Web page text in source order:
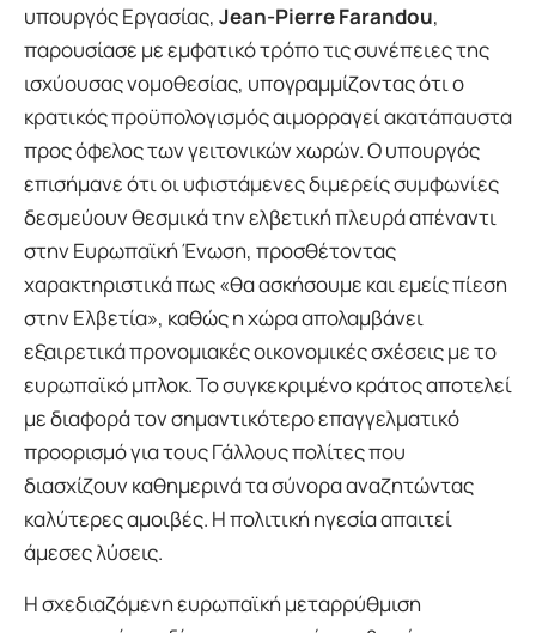
υπουργός Εργασίας, Jean-Pierre Farandou,
παρουσίασε με εμφατικό τρόπο τις συνέπειες της
ισχύουσας νομοθεσίας, υπογραμμίζοντας ότι ο
κρατικός προϋπολογισμός αιμορραγεί ακατάπαυστα
προς όφελος των γειτονικών χωρών. Ο υπουργός
επισήμανε ότι οι υφιστάμενες διμερείς συμφωνίες
δεσμεύουν θεσμικά την ελβετική πλευρά απέναντι
στην Ευρωπαϊκή Ένωση, προσθέτοντας
χαρακτηριστικά πως «θα ασκήσουμε και εμείς πίεση
στην Ελβετία», καθώς η χώρα απολαμβάνει
εξαιρετικά προνομιακές οικονομικές σχέσεις με το
ευρωπαϊκό μπλοκ. Το συγκεκριμένο κράτος αποτελεί
με διαφορά τον σημαντικότερο επαγγελματικό
προορισμό για τους Γάλλους πολίτες που
διασχίζουν καθημερινά τα σύνορα αναζητώντας
καλύτερες αμοιβές. Η πολιτική ηγεσία απαιτεί
άμεσες λύσεις.
Η σχεδιαζόμενη ευρωπαϊκή μεταρρύθμιση